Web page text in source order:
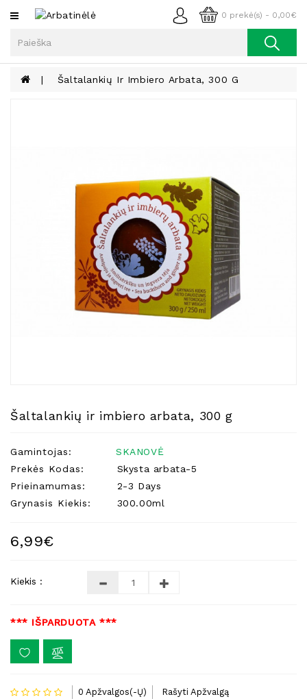
0 prekė(s) - 0,00€
Kategorijos
Kava
Aliejai
Higienos
Priemonės
Kūdikiams
Indai
Dovanos
Šaltalankių Ir Imbiero Arbata, 300 G
Šaltalankių ir imbiero arbata, 300 g
Gamintojas:
SKANOVĖ
Prekės Kodas:
Skysta arbata-5
Prieinamumas:
2-3 Days
Grynasis Kiekis:
300.00ml
6,99€
Kiekis :
*** IŠPARDUOTA ***
0 Apžvalgos(-Ų) Rašyti Apžvalgą